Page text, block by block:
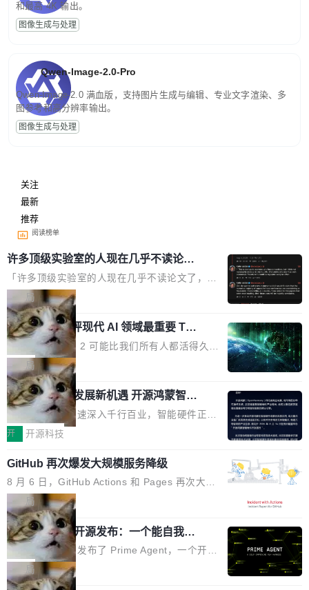
和最高 4K 输出。
图像生成与处理
Qwen-Image-2.0-Pro
Qwen-Image-2.0 满血版，支持图片生成与编辑、专业文字渲染、多
图参考和高分辨率输出。
图像生成与处理
关注
最新
推荐
阅读榜单
许多顶级实验室的人现在几乎不读论文
了
「许多顶级实验室的人现在几乎不读论文了，而
且他们认为 ICLR/ICML/NeurIPS 充斥着大量过
度宣传和欺诈。」 OpenAI 研究员 Keller Jorda
n 这条推文引发了广泛讨论。他不是在说风凉
话，他是说出了一个圈内人尽皆知但很少公开捅
破的事实。 Jordan 随后补充了一句软化声明：
「我不认为这些会议上大部分论文都在过度宣传
或造假。问题是，作为读者，如果你筛选出那些
看起来最令人兴奋的论文，那它们大部分都是过
度宣传的。」 这才是真正的痛点。不是所有论文
都有问题，是最吸引眼球的那批论文最有问题。
他引用的帖子来自 Mathew Shen，一位 ICLR 2
026 的读者：「看了篇 ...
局
xAI 前工程师评现代 AI 领域最重要 Top
3 开源项目
Flash Attention 2 可能比我们所有人都活得久。
这句话不是来自某个技术博客，而是出自 Hieu
Pham 的一条推文。Hieu Pham 是谁？他是 xAI
的早期工程师之一，在 Grok 训练基础设施团队
工作过。近日他在 X 上发了一条帖子，列出了他
认为现代 AI 领域最重要的三个开源项目。 第一
个名字毫无悬念：Flash Attention 2。 Hieu 的
理由很具体。FA 系列不需要解释，但 FA2 是他
认为最重要的一个——复杂度恰到好处，刚好能
驱动你去学 CuTe，但还没被那些"邪恶的" Hopp
er++ 优化所淹没，足够容易修改和适配。 更关
键的是 FA2 的持久性...
局
共商智能硬件发展新机遇 开源鸿蒙智能
硬件开发者日杭州站即将举行
随着万物智联加速深入千行百业，智能硬件正从
单点设备迈向智能化、网联化、协同化发展。作
鸿蒙通过统一技术底座和分布式能力，为不同类
型智能设备的开发、连接与互联提供关键支撑，
也为产业链企业探索产品创新与商业增长打开新
的空间。 8月14日，开源鸿蒙智能硬件开发者日
（OHDD：OpenHarmony Hardware Develope
r Day）将在杭州启航。活动面向智能硬件产业
链企业和开发者，邀请行业专家与资深技术顾
问，围绕开源鸿蒙技术能力、设备适配、芯片适
开 开源科技
GitHub 再次爆发大规模服务降级
8 月 6 日，GitHub Actions 和 Pages 再次大规
模服务降级，Actions 完全不可用超过 5 小时，
webhook 停发，连自托管 runner 也因调度层故
障无法工作。Pages、Copilot code review、C
opilot coding agent 全部受影响。从检测到完全
恢复，大约 12 小时。 这是 2026 年 8 月的第六
起事故，其中四起与 AI/Copilot 服务相关。 Git
局
Prime Agent 开源发布：一个能自我改
进的编程 Agent，ARC-AGI 3 超越人类
专家基线
Prime Intellect 发布了 Prime Agent，一个开源
的编程 Agent Harness，核心设计围绕两个抽
象：Recursive Language Model（RLM）和 C
局